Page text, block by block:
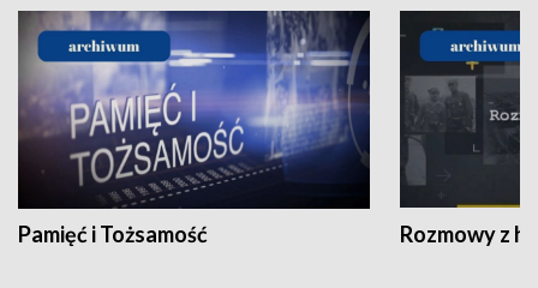
Pamięć i Tożsamość Rozmowy z